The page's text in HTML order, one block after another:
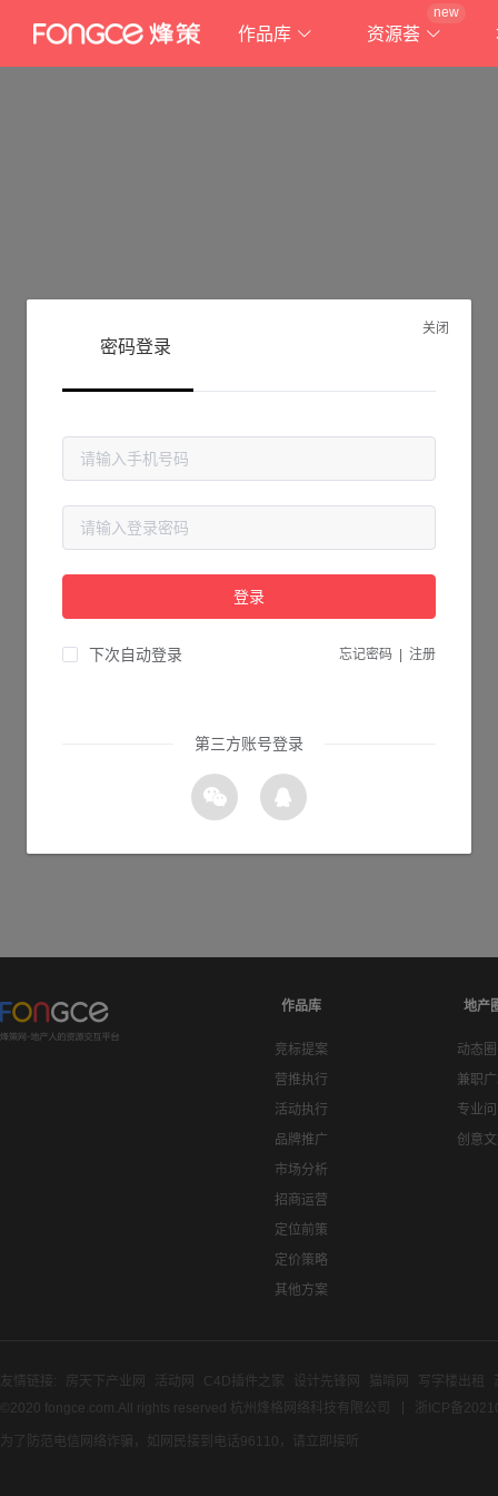
作品库 资源荟
new
抱歉!
请检查您输入的网址是否正确，或点击下面的按钮返回首页。
作品库
竞标提案
营推执行
活动执行
品牌推广
市场分析
招商运营
定位前策
定价策略
其他方案
地产
动态
兼职
专业
创意
友情链接: 房天下产业网 活动网 C4D插件之家 设计先锋网 猫啃网 写字楼出租
©2020 fongce.com.All rights reserved 杭州烽格网络科技有限公司
浙ICP备
为了防范电信网络诈骗，如网民接到电话96110，请立即接听
关闭
密码登录
登录
下次自动登录 忘记密码 注册
第三方账号登录